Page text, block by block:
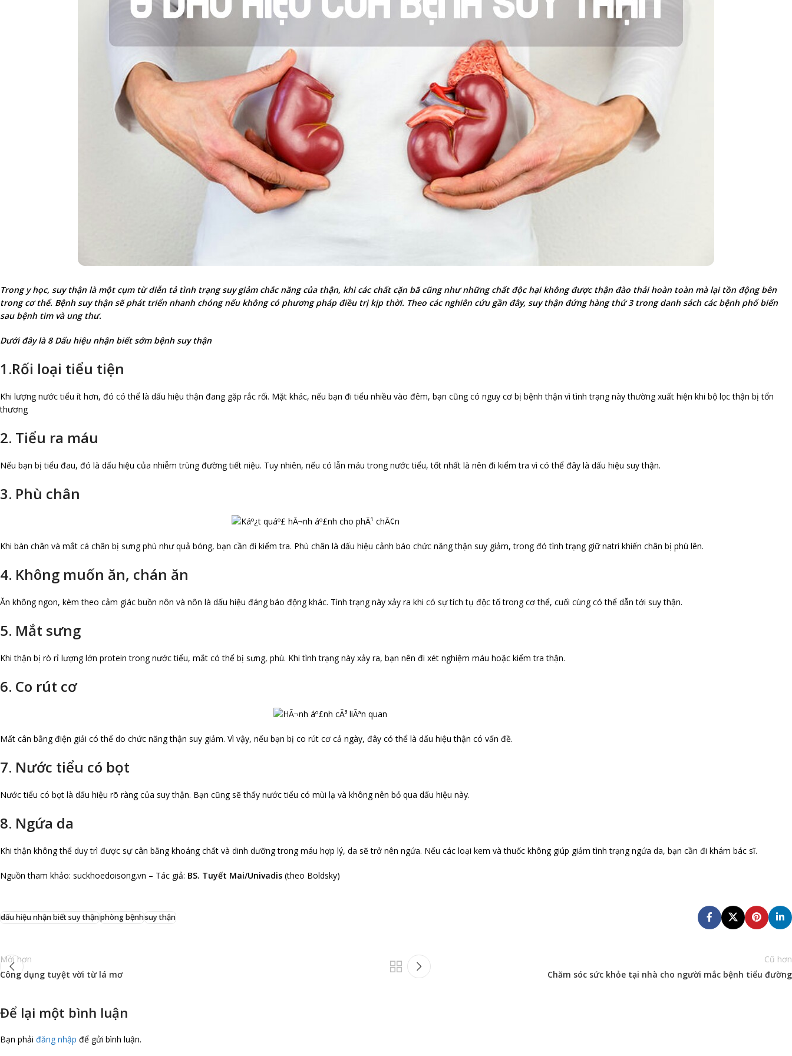
Trong y học, suy thận là một cụm từ diễn tả tình trạng suy giảm chắc năng của thận, khi các chất cặn bã cũng như những chất độc hại không được thận đào thải hoàn toàn mà lại tồn động bên
trong cơ thể. Bệnh suy thận sẽ phát triển nhanh chóng nếu không có phương pháp điều trị kịp thời. Theo các nghiên cứu gần đây, suy thận đứng hàng thứ 3 trong danh sách các bệnh phổ biến
sau bệnh tim và ung thư.
Dưới đây là 8 Dấu hiệu nhận biết sớm bệnh suy thận
1.Rối loại tiểu tiện
Khi lượng nước tiểu ít hơn, đó có thể là dấu hiệu thận đang gặp rắc rối. Mặt khác, nếu bạn đi tiểu nhiều vào đêm, bạn cũng có nguy cơ bị bệnh thận vì tình trạng này thường xuất hiện khi bộ lọc thận bị tổn
thương
2. Tiểu ra máu
Nếu bạn bị tiểu đau, đó là dấu hiệu của nhiễm trùng đường tiết niệu. Tuy nhiên, nếu có lẫn máu trong nước tiểu, tốt nhất là nên đi kiểm tra vì có thể đây là dấu hiệu suy thận.
3. Phù chân
Khi bàn chân và mắt cá chân bị sưng phù như quả bóng, bạn cần đi kiểm tra. Phù chân là dấu hiệu cảnh báo chức năng thận suy giảm, trong đó tình trạng giữ natri khiến chân bị phù lên.
4. Không muốn ăn, chán ăn
Ăn không ngon, kèm theo cảm giác buồn nôn và nôn là dấu hiệu đáng báo động khác. Tình trạng này xảy ra khi có sự tích tụ độc tố trong cơ thể, cuối cùng có thể dẫn tới suy thận.
5. Mắt sưng
Khi thận bị rò rỉ lượng lớn protein trong nước tiểu, mắt có thể bị sưng, phù. Khi tình trạng này xảy ra, bạn nên đi xét nghiệm máu hoặc kiểm tra thận.
6. Co rút cơ
Mất cân bằng điện giải có thể do chức năng thận suy giảm. Vì vậy, nếu bạn bị co rút cơ cả ngày, đây có thể là dấu hiệu thận có vấn đề.
7. Nước tiểu có bọt
Nước tiểu có bọt là dấu hiệu rõ ràng của suy thận. Bạn cũng sẽ thấy nước tiểu có mùi lạ và không nên bỏ qua dấu hiệu này.
8. Ngứa da
Khi thận không thể duy trì được sự cân bằng khoáng chất và dinh dưỡng trong máu hợp lý, da sẽ trở nên ngứa. Nếu các loại kem và thuốc không giúp giảm tình trạng ngứa da, bạn cần đi khám bác sĩ.
Nguồn tham khảo: suckhoedoisong.vn – Tác giả: BS. Tuyết Mai/Univadis (theo Boldsky)
dấu hiệu nhận biết suy thậnphòng bệnhsuy thận
Mới hơn
Công dụng tuyệt vời từ lá mơ
Cũ hơn
Chăm sóc sức khỏe tại nhà cho người mắc bệnh tiểu đường
Để lại một bình luận
Bạn phải đăng nhập để gửi bình luận.